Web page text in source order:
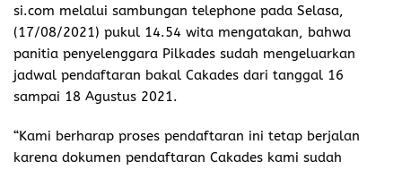
si.com melalui sambungan telephone pada Selasa,
(17/08/2021) pukul 14.54 wita mengatakan, bahwa
panitia penyelenggara Pilkades sudah mengeluarkan
jadwal pendaftaran bakal Cakades dari tanggal 16
sampai 18 Agustus 2021.
“Kami berharap proses pendaftaran ini tetap berjalan
karena dokumen pendaftaran Cakades kami sudah